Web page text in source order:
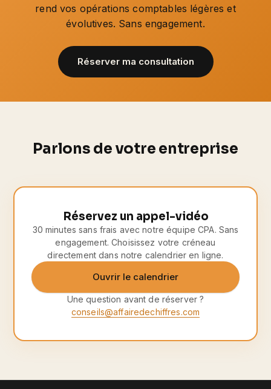
rend vos opérations comptables légères et
évolutives. Sans engagement.
Réserver ma consultation
Parlons de votre entreprise
Réservez un appel-vidéo
30 minutes sans frais avec notre équipe CPA. Sans
engagement. Choisissez votre créneau
directement dans notre calendrier en ligne.
Ouvrir le calendrier
Une question avant de réserver ?
conseils@affairedechiffres.com